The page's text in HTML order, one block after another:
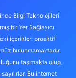
Bilgi Teknolojileri
bir Yer Sağlayıcı
içerikleri proaktif
bulunmamaktadır.
taşımakta olup,
Bu internet